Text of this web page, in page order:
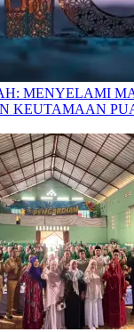
MENYELAMI
KEUTAMAAN